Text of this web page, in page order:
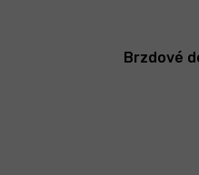
Brzdové